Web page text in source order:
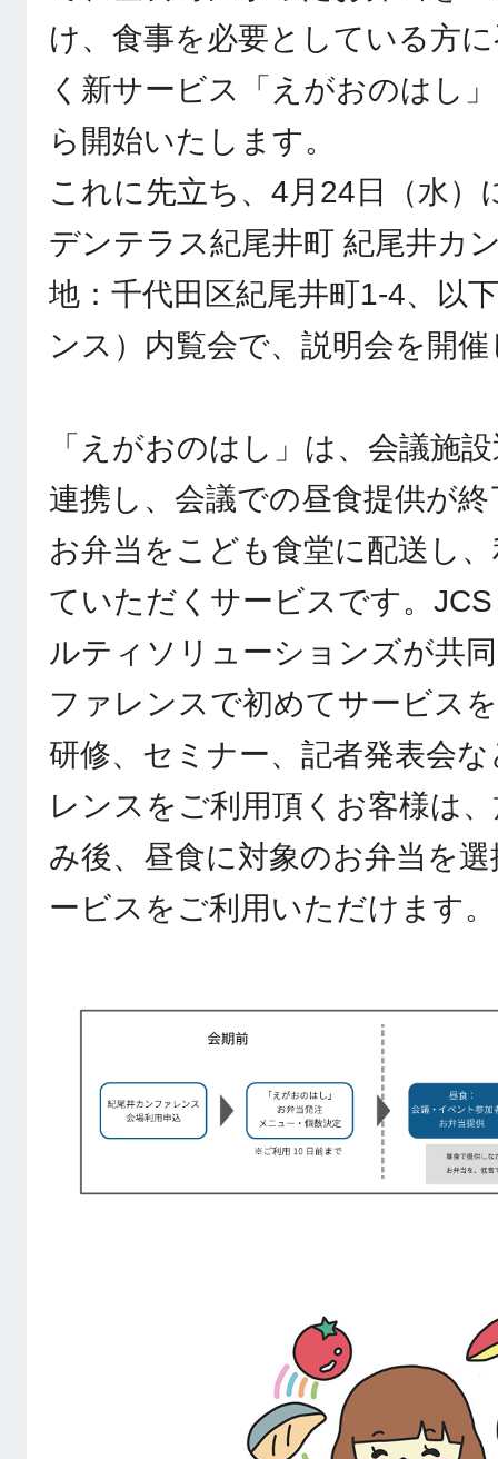
け、食事を必要としている方
く新サービス「えがおのはし
ら開始いたします。
これに先立ち、4月24日（水）
デンテラス紀尾井町 紀尾井カ
地：千代田区紀尾井町1-4、以
ンス）内覧会で、説明会を開
「えがおのはし」は、会議施
連携し、会議での昼食提供が
お弁当をこども食堂に配送し
ていただくサービスです。
ルティソリューションズが共
ファレンスで初めてサービス
研修、セミナー、記者発表会
レンスをご利用頂くお客様は
み後、昼食に対象のお弁当を
ービスをご利用いただけます。